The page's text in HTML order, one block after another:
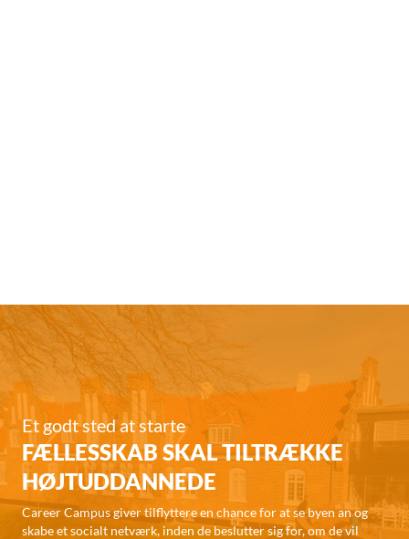
Et godt sted at starte
FÆLLESSKAB SKAL TILTRÆKKE
HØJTUDDANNEDE
Career Campus giver tilflyttere en chance for at se byen an og
skabe et socialt netværk, inden de beslutter sig for, om de vil